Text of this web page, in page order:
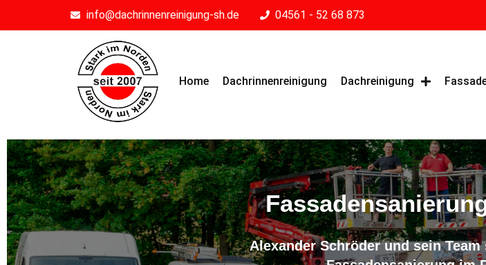
info@dachrinnenreinigung-sh.de 04561 - 52 68 873
Home Dachrinnenreinigung Dachreinigung
Alexander Schröder und sein